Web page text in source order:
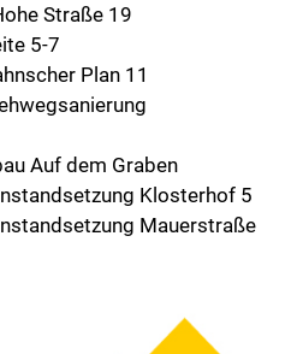
Straße 19
5-7
Plan 11
Auf dem Graben
Klosterhof 5
Mauerstraße